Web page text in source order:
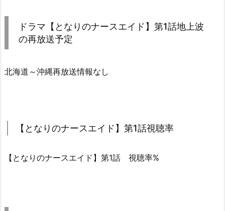
ドラマ【となりのナースエイド】第1話地上波
の再放送予定
北海道～沖縄再放送情報なし
【となりのナースエイド】第1話視聴率
【となりのナースエイド】第1話 視聴率%